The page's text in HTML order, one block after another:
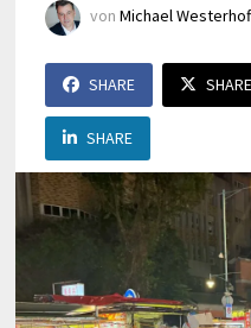
von Michael
SHARE SHARE
SHARE